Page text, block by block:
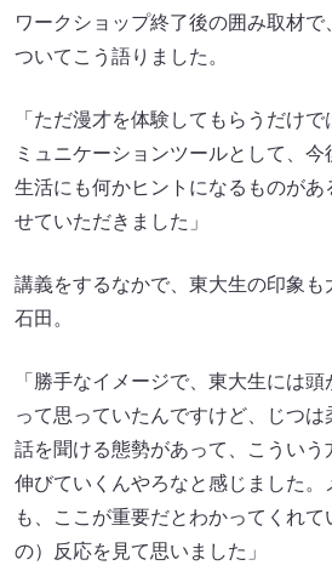
ワークショップ終了後の囲み取材で
ついてこう語りました。
「ただ漫才を体験してもらうだけ
ミュニケーションツールとして、今
生活にも何かヒントになるものがあ
せていただきました」
講義をするなかで、東大生の印象も
石田。
「勝手なイメージで、東大生には
って思っていたんですけど、じつ
話を聞ける態勢があって、こういう
伸びていくんやろなと感じました。
も、ここが重要だとわかってくれ
の）反応を見て思いました」